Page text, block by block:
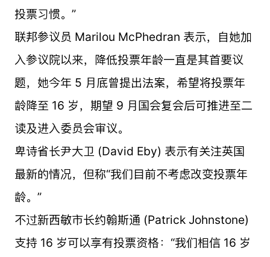
投票习惯。”
联邦参议员 Marilou McPhedran 表示，自她加
入参议院以来，降低投票年龄一直是其首要议
题，她今年 5 月底曾提出法案，希望将投票年
龄降至 16 岁，期望 9 月国会复会后可推进至二
读及进入委员会审议。
卑诗省长尹大卫 (David Eby) 表示有关注英国
最新的情况，但称“我们目前不考虑改变投票年
龄。”
不过新西敏市长约翰斯通 (Patrick Johnstone)
支持 16 岁可以享有投票资格：“我们相信 16 岁